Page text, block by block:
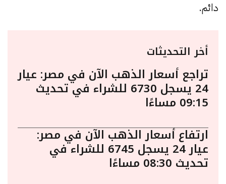
دائم.
أخر التحديثات
تراجع أسعار الذهب الآن في مصر: عيار
24 يسجل 6730 للشراء في تحديث
09:15 مساءًا
ارتفاع أسعار الذهب الآن في مصر:
عيار 24 يسجل 6745 للشراء في
تحديث 08:30 مساءًا